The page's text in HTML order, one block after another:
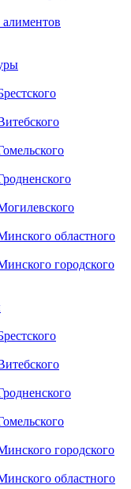
областного
городского
городского
областного